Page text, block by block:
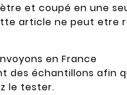
et coupé en une
article ne peut etre
en France
des échantillons afin
le tester.